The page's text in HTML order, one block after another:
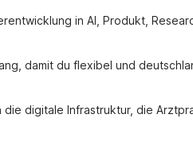
in AI, Produkt,
damit du flexibel und
die digitale Infrastruktur, die